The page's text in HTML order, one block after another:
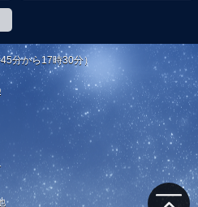
分から17時30分）